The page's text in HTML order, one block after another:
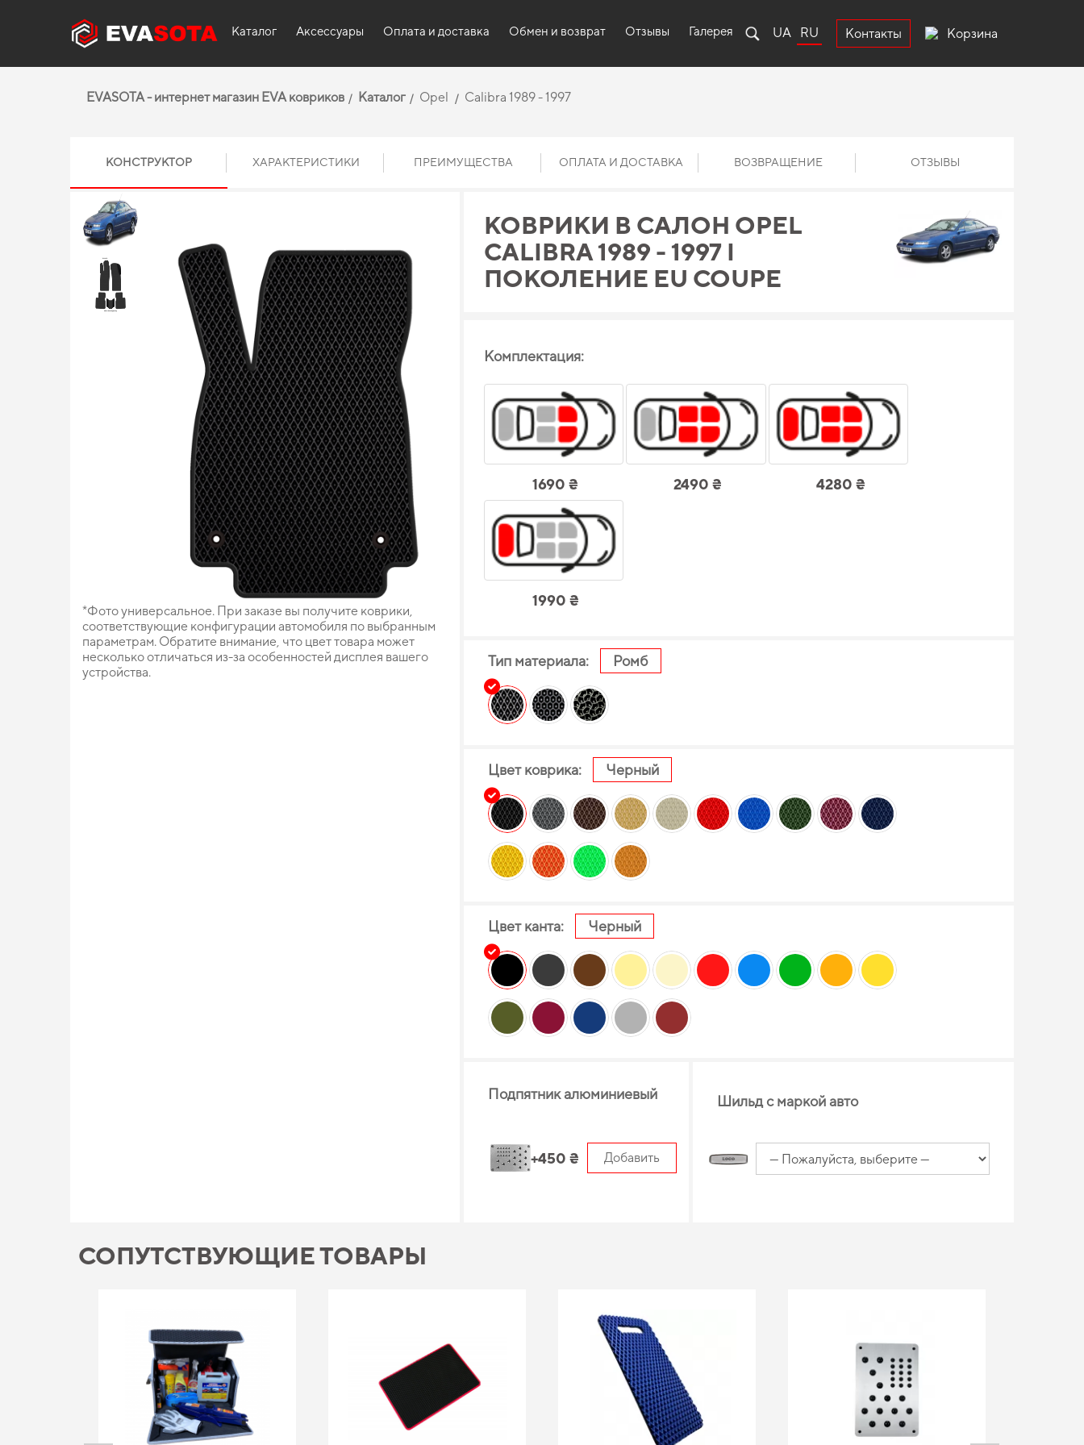
Каталог Аксессуары Оплата и доставка Обмен и возврат Отзывы Галерея UA RU Контакты Корзина
EVASOTA - интернет магазин EVA ковриков Каталог Opel Calibra 1989 - 1997
КОНСТРУКТОР ХАРАКТЕРИСТИКИ ПРЕИМУЩЕСТВА ОПЛАТА И ДОСТАВКА ВОЗВРАЩЕНИЕ ОТЗЫВЫ
*Фото универсальное. При заказе вы получите коврики,
соответствующие конфигурации автомобиля по выбранным
параметрам. Обратите внимание, что цвет товара может
несколько отличаться из-за особенностей дисплея вашего
устройства.
КОВРИКИ В САЛОН OPEL
CALIBRA 1989 - 1997 I
ПОКОЛЕНИЕ EU COUPE
Комплектация:
1690 ₴ 2490 ₴ 4280 ₴
1990 ₴
Тип материала: Ромб
Цвет коврика: Черный
Цвет канта: Черный
Подпятник алюминиевый
+450 ₴ Добавить
Шильд с маркой авто
СОПУТСТВУЮЩИЕ ТОВАРЫ